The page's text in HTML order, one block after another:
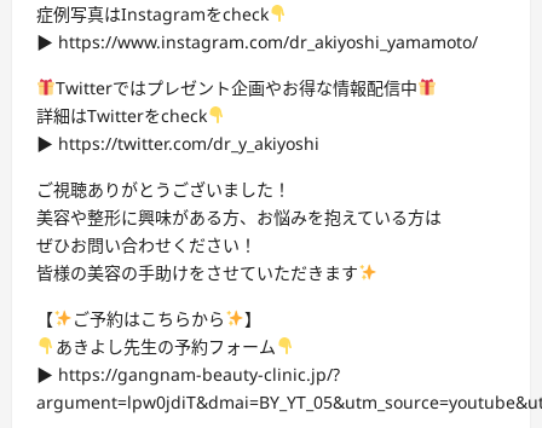
症例写真はInstagramをcheck
▶︎ https://www.instagram.com/dr_akiyoshi_yamamoto/
Twitterではプレゼント企画やお得な情報配信中
詳細はTwitterをcheck
▶︎ https://twitter.com/dr_y_akiyoshi
ご視聴ありがとうございました！
美容や整形に興味がある方、お悩みを抱えている方は
ぜひお問い合わせください！
皆様の美容の手助けをさせていただきます
【
ご予約はこちらから
】
あきよし先生の予約フォーム
▶︎ https://gangnam-beauty-clinic.jp/?